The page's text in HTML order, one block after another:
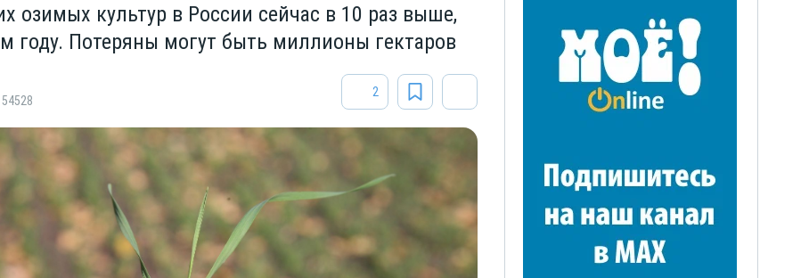
озимых культур в России сейчас в 10 раз выше,
году. Потеряны могут быть миллионы гектаров
54528
2